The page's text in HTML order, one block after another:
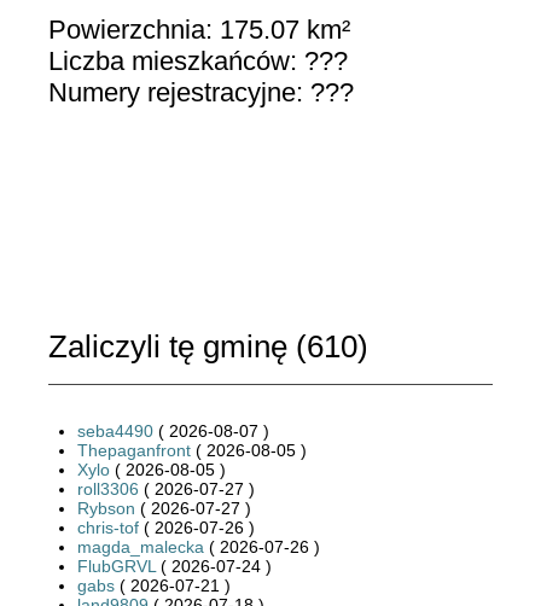
Powierzchnia: 175.07 km²
Liczba mieszkańców: ???
Numery rejestracyjne: ???
Zaliczyli tę gminę (610)
seba4490 ( 2026-08-07 )
Thepaganfront ( 2026-08-05 )
Xylo ( 2026-08-05 )
roll3306 ( 2026-07-27 )
Rybson ( 2026-07-27 )
chris-tof ( 2026-07-26 )
magda_malecka ( 2026-07-26 )
FlubGRVL ( 2026-07-24 )
gabs ( 2026-07-21 )